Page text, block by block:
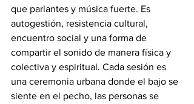
que parlantes y música fuerte. Es
autogestión, resistencia cultural,
encuentro social y una forma de
compartir el sonido de manera física y
colectiva y espiritual. Cada sesión es
una ceremonia urbana donde el bajo se
siente en el pecho, las personas se